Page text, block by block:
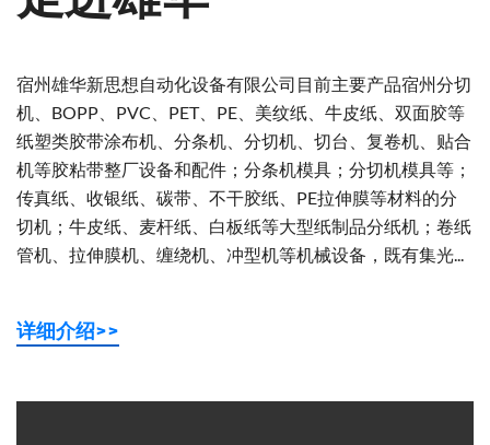
宿州雄华新思想自动化设备有限公司目前主要产品宿州分切
机、BOPP、PVC、PET、PE、美纹纸、牛皮纸、双面胶等
纸塑类胶带涂布机、分条机、分切机、切台、复卷机、贴合
机等胶粘带整厂设备和配件；分条机模具；分切机模具等；
传真纸、收银纸、碳带、不干胶纸、PE拉伸膜等材料的分
切机；牛皮纸、麦杆纸、白板纸等大型纸制品分纸机；卷纸
管机、拉伸膜机、缠绕机、冲型机等机械设备，既有集光...
详细介绍>>